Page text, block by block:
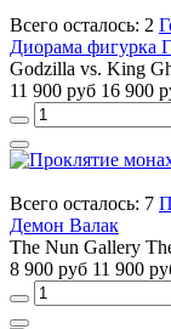
Всего осталось: 2
Диорама фигурка
Godzilla vs. King
11 900 руб 16 900
Всего осталось: 7
Демон Валак
The Nun Gallery
8 900 руб 11 900